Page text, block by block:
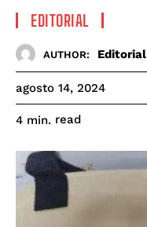
EDITORIAL
AUTHOR: Editorial
agosto 14, 2024
4 min. read